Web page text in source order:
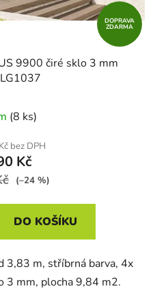
DOPRAVA
ZDARMA
9900 čiré sklo 3 mm
(8 ks)
bez DPH
Kč
(–24 %)
DO KOŠÍKU
3,83 m, stříbrná barva, 4x
3 mm, plocha 9,84 m2.